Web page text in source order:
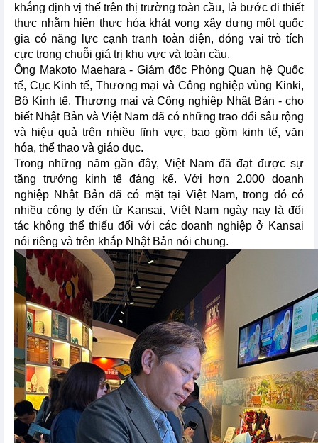
khẳng định vị thế trên thị trường toàn cầu, là bước đi thiết
thực nhằm hiện thực hóa khát vọng xây dựng một quốc
gia có năng lực cạnh tranh toàn diện, đóng vai trò tích
cực trong chuỗi giá trị khu vực và toàn cầu.
Ông Makoto Maehara - Giám đốc Phòng Quan hệ Quốc
tế, Cục Kinh tế, Thương mại và Công nghiệp vùng Kinki,
Bộ Kinh tế, Thương mại và Công nghiệp Nhật Bản - cho
biết Nhật Bản và Việt Nam đã có những trao đổi sâu rộng
và hiệu quả trên nhiều lĩnh vực, bao gồm kinh tế, văn
hóa, thể thao và giáo dục.
Trong những năm gần đây, Việt Nam đã đạt được sự
tăng trưởng kinh tế đáng kể. Với hơn 2.000 doanh
nghiệp Nhật Bản đã có mặt tại Việt Nam, trong đó có
nhiều công ty đến từ Kansai, Việt Nam ngày nay là đối
tác không thể thiếu đối với các doanh nghiệp ở Kansai
nói riêng và trên khắp Nhật Bản nói chung.